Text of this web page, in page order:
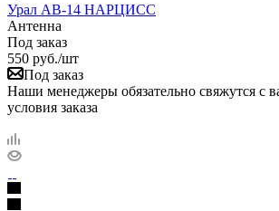
Урал АВ-14 НАРЦИСС
Антенна
Под заказ
550 руб./шт
Под заказ
Наши менеджеры обязательно свяжутся с
условия заказа